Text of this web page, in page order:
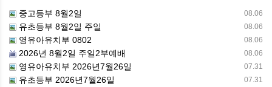
08.06
중고등부 8월2일
08.06
유초등부 8월2일 주일
08.06
영유아유치부 0802
08.06
2026년 8월2일 주일2부예배
07.31
영유아유치부 2026년7월26일
07.31
유초등부 2026년7월26일